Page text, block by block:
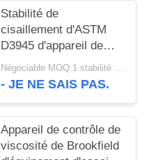
Stabilité de
cisaillement d'ASTM
D3945 d'appareil de
contrôle Polymère-
contenant de fluides
Négociable MOQ:1 stabilité réglée de cisaillement d'appareil de contrôle Polymère-contenant de fluides
- JE NE SAIS PAS.
Appareil de contrôle de
viscosité de Brookfield